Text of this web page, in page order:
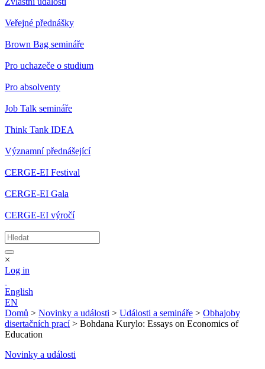
Veřejné přednášky
Brown Bag semináře
Pro uchazeče o studium
Pro absolventy
Job Talk semináře
Think Tank IDEA
Významní přednášející
CERGE-EI Festival
CERGE-EI Gala
CERGE-EI výročí
×
Log in
English
EN
Domů > Novinky a události > Události a semináře > Obhajoby
disertačních prací > Bohdana Kurylo: Essays on Economics of
Education
Novinky a události